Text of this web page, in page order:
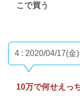
こで買う
4 : 2020/04/17(金
10万で何せえっ